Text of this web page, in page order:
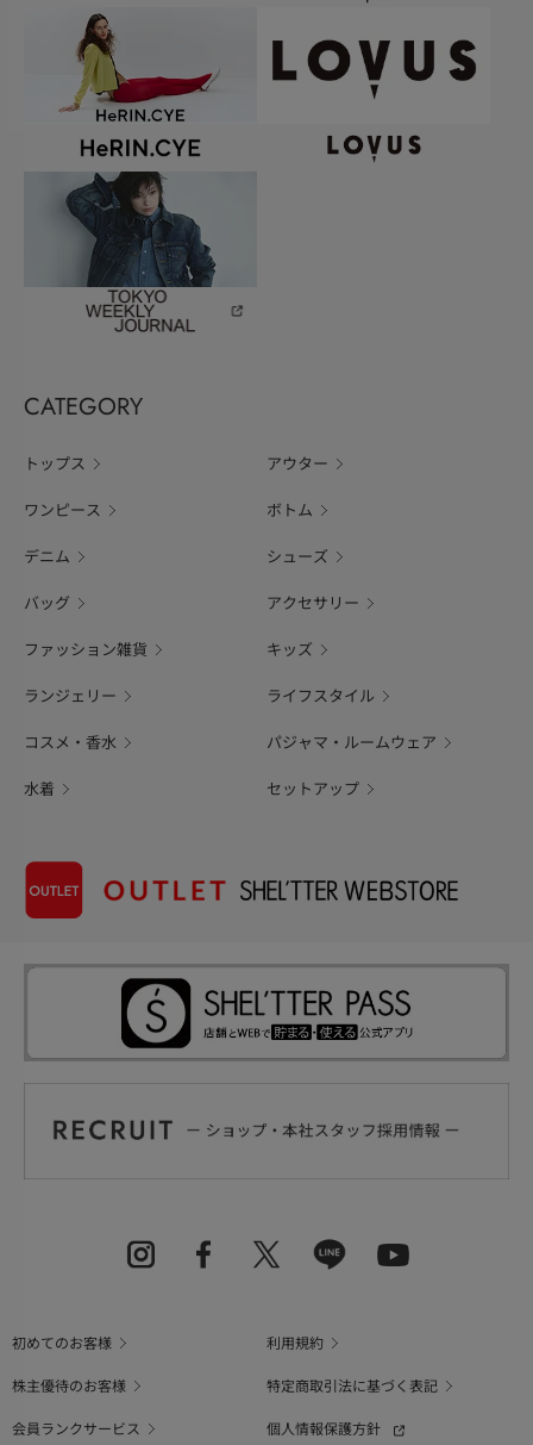
CATEGORY
トップス アウター
ワンピース ボトム
デニム シューズ
バッグ アクセサリー
ファッション雑貨 キッズ
ランジェリー ライフスタイル
コスメ・香水 パジャマ・ルームウェア
水着 セットアップ
初めてのお客様
利用規約
株主優待のお客様
特定商取引法に基づく表記
会員ランクサービス
個人情報保護方針